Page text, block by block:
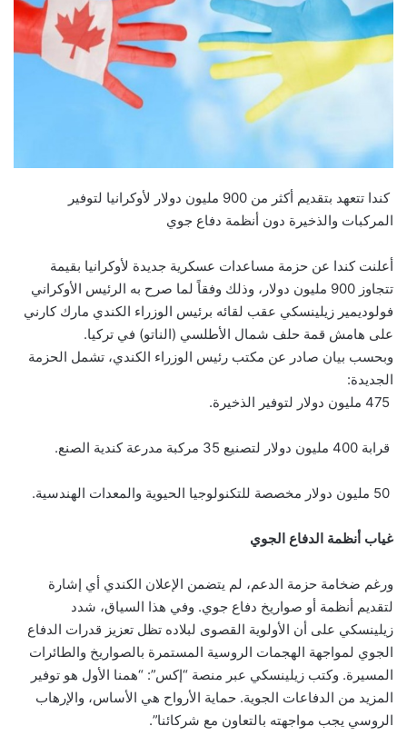
كندا تتعهد بتقديم أكثر من 900 مليون دولار لأوكرانيا لتوفير
المركبات والذخيرة دون أنظمة دفاع جوي
أعلنت كندا عن حزمة مساعدات عسكرية جديدة لأوكرانيا بقيمة
تتجاوز 900 مليون دولار، وذلك وفقاً لما صرح به الرئيس الأوكراني
فولوديمير زيلينسكي عقب لقائه برئيس الوزراء الكندي مارك كارني
على هامش قمة حلف شمال الأطلسي (الناتو) في تركيا.
وبحسب بيان صادر عن مكتب رئيس الوزراء الكندي، تشمل الحزمة
الجديدة:
475 مليون دولار لتوفير الذخيرة.
قرابة 400 مليون دولار لتصنيع 35 مركبة مدرعة كندية الصنع.
50 مليون دولار مخصصة للتكنولوجيا الحيوية والمعدات الهندسية.
غياب أنظمة الدفاع الجوي
ورغم ضخامة حزمة الدعم، لم يتضمن الإعلان الكندي أي إشارة
لتقديم أنظمة أو صواريخ دفاع جوي. وفي هذا السياق، شدد
زيلينسكي على أن الأولوية القصوى لبلاده تظل تعزيز قدرات الدفاع
الجوي لمواجهة الهجمات الروسية المستمرة بالصواريخ والطائرات
المسيرة. وكتب زيلينسكي عبر منصة “إكس”: “همنا الأول هو توفير
المزيد من الدفاعات الجوية. حماية الأرواح هي الأساس، والإرهاب
الروسي يجب مواجهته بالتعاون مع شركائنا”.